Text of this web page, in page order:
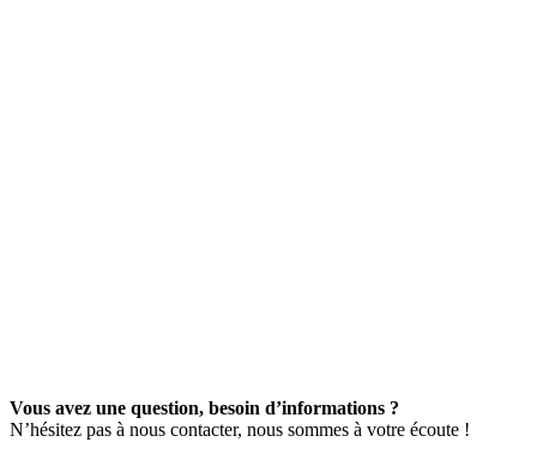
Vous avez une question, besoin d’informations ?
N’hésitez pas à nous contacter, nous sommes à votre écoute !